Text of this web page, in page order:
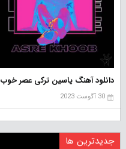
دانلود آهنگ یاسین ترکی عصر خوب
30 آگوست 2023
جدیدترین ها